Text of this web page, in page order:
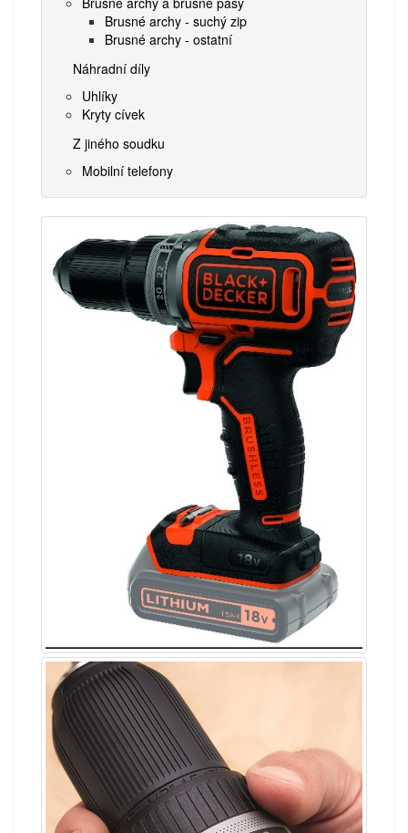
Brusné archy - suchý zip
Brusné archy - ostatní
Náhradní díly
Uhlíky
Kryty cívek
Z jiného soudku
Mobilní telefony